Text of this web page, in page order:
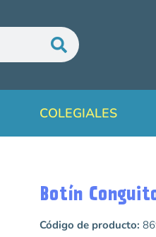
COLEGIALES
Botín
Código de producto: